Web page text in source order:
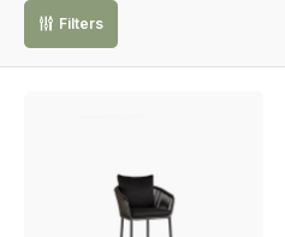
Filters